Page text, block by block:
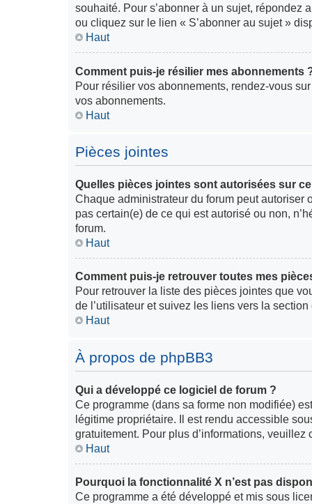
souhaité. Pour s’abonner à un sujet, répondez
ou cliquez sur le lien « S’abonner au sujet »
Haut
Comment puis-je résilier mes abonnements
Pour résilier vos abonnements, rendez-vous
vos abonnements.
Haut
Pièces jointes
Quelles pièces jointes sont autorisées sur
Chaque administrateur du forum peut autoriser
pas certain(e) de ce qui est autorisé ou non,
forum.
Haut
Comment puis-je retrouver toutes mes
Pour retrouver la liste des pièces jointes que
de l’utilisateur et suivez les liens vers la
Haut
À propos de phpBB3
Qui a développé ce logiciel de forum ?
Ce programme (dans sa forme non modifiée)
légitime propriétaire. Il est rendu accessible
gratuitement. Pour plus d’informations, veuillez
Haut
Pourquoi la fonctionnalité X n’est pas
Ce programme a été développé et mis sous